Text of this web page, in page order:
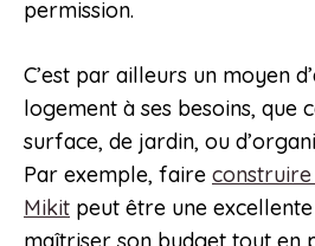
permission.
C’est par ailleurs un moyen
logement à ses besoins, que
surface, de jardin, ou
Par exemple, faire
Mikit peut être une
maîtriser son budget tout en